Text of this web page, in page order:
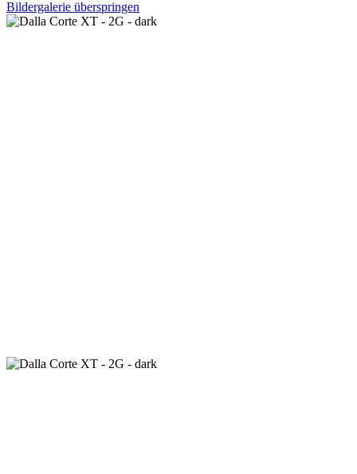
Bildergalerie überspringen